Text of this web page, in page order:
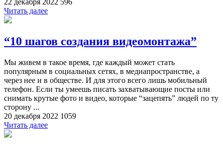
Читать далее
“10 шагов создания видеомонтажа”
Мы живем в такое время, где каждый может стать
популярным в социальных сетях, в медиапространстве, а
через нее и в обществе. И для этого всего лишь мобильный
телефон. Если ты умеешь писать захватывающие посты или
снимать крутые фото и видео, которые “зацепять” людей по ту
сторону ...
20 декабря 2022 1059
Читать далее